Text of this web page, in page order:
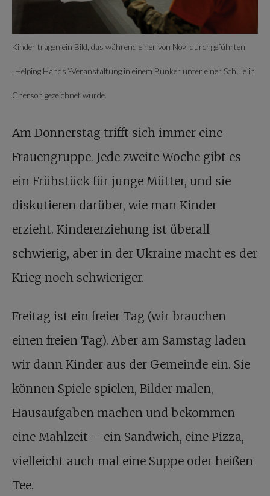
Kinder tragen ein Bild, das während einer von Novi durchgeführten
„Helping Hands“-Veranstaltung in einem Bunker unter einer Schule in
Cherson gezeichnet wurde.
Am Donnerstag trifft sich immer eine
Frauengruppe. Jede zweite Woche gibt es
ein Frühstück für junge Mütter, und sie
diskutieren darüber, wie man Kinder
erzieht. Kindererziehung ist überall
schwierig, aber in der Ukraine macht es der
Krieg noch schwieriger.
Freitag ist ein freier Tag (wir brauchen
einen freien Tag). Aber am Samstag laden
wir dann Kinder aus der Gemeinde ein. Sie
können Spiele spielen, Bilder malen,
Hausaufgaben machen und bekommen
eine Mahlzeit – ein Sandwich, eine Pizza,
vielleicht auch mal eine Suppe oder heißen
Tee.